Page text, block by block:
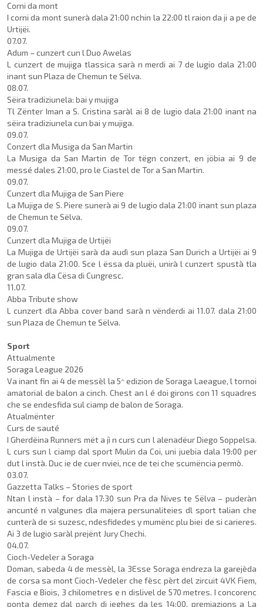
Corni da mont
I corni da mont sunerà dala 21:00 nchin la 22:00 tl raion da ji a pe de
Urtijëi.
07.07.
Adum – cunzert cun l Duo Awelas
L cunzert de mujiga tlassica sarà n merdi ai 7 de lugio dala 21:00
inant sun Plaza de Che­mun te Sëlva.
08.07.
Sëira tradiziunela: bai y mujiga
Tl Zënter Iman a S. Cristina saràl ai 8 de lugio dala 21:00 inant na
sëira tradiziunela cun bai y mujiga.
09.07.
Conzert dla Musiga da San Martin
La Musiga da San Martin de Tor tëgn conzert, en jöbia ai 9 de
messé dales 21:00, pro le Ciastel de Tor a San Martin.
09.07.
Cunzert dla Mujiga de San Piere
La Mujiga de S. Piere sunerà ai 9 de lugio dala 21:00 inant sun plaza
de Chemun te Sëlva.
09.07.
Cunzert dla Mujiga de Urtijëi
La Mujiga de Urtijëi sarà da audì sun plaza San Durich a Urtijëi ai 9
de lugio dala 21:00. Sce l ëssa da pluëi, unirà l cunzert spustà tla
gran sala dla Cësa di Cungresc.
11.07.
Abba Tribute show
L cunzert dla Abba cover band sarà n vënderdi ai 11.07. dala 21:00
sun Plaza de Che­mun te Sëlva.
Sport
Attualmente
Soraga League 2026
Va inant fin ai 4 de messèl la 5^ edizion de Soraga Laeague, l tornoi
amatorial de balon a cinch. Chest an l é doi girons con 11 squadres
che se ende­sfida sul ciamp de balon de Soraga.
Atualmënter
Curs de sauté
I Gherdëina Runners mët a jì n curs cun l alenadëur Die­go Soppelsa.
L curs sun l ciamp dal sport Mulin da Coi, uni juebia dala 19:00 per
dut l instà. Duc ie de cuer nviei, nce de tei che scumëncia permò.
03.07.
Gazzetta Talks – Stories de sport
Ntan l instà – for dala 17:30 sun Pra da Nives te Sëlva – puderàn
ancunté n valgunes dla majera persunaliteies dl sport talian che
cunterà de si suzesc, ndesfidedes y mumënc plu biei de si carieres.
Ai 3 de lugio saràl prejënt Jury Che­chi.
04.07.
Cioch-Vedeler a Soraga
Doman, sabeda 4 de messèl, la 3Esse Soraga endreza la garejèda
de corsa sa mont Cioch-Vedeler che fèsc pèrt del zircuit 4VK Fiem,
Fascia e Biois, 3 chilometres e n disli­vel de 570 metres. I concorenc
ponta demez dal parch di jeghes da les 14:00, premia­zions a La